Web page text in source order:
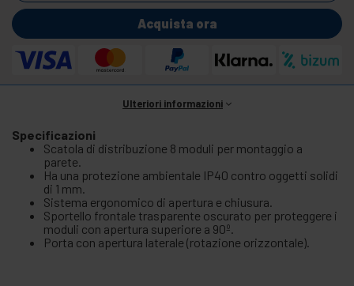
Acquista ora
Ulteriori informazioni
Specificazioni
Scatola di distribuzione 8 moduli per montaggio a
parete.
Ha una protezione ambientale IP40 contro oggetti solidi
di 1 mm.
Sistema ergonomico di apertura e chiusura.
Sportello frontale trasparente oscurato per proteggere i
moduli con apertura superiore a 90º.
Porta con apertura laterale (rotazione orizzontale).